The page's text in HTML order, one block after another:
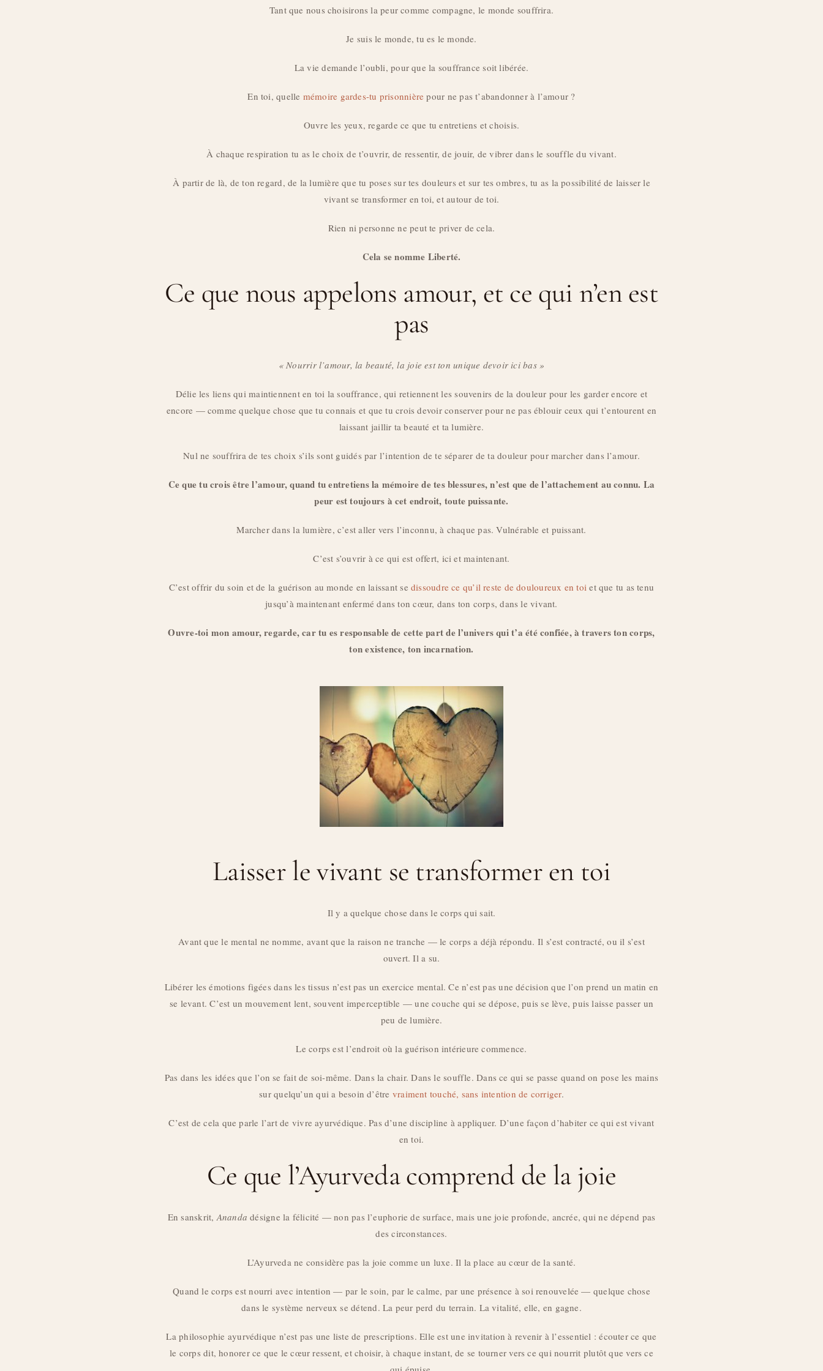
Tant que nous choisirons la peur comme compagne, le monde souffrira.
Je suis le monde, tu es le monde.
La vie demande l’oubli, pour que la souffrance soit libérée.
En toi, quelle mémoire gardes-tu prisonnière pour ne pas t’abandonner à l’amour ?
Ouvre les yeux, regarde ce que tu entretiens et choisis.
À chaque respiration tu as le choix de t’ouvrir, de ressentir, de jouir, de vibrer dans le souffle du vivant.
À partir de là, de ton regard, de la lumière que tu poses sur tes douleurs et sur tes ombres, tu as la possibilité de laisser le
vivant se transformer en toi, et autour de toi.
Rien ni personne ne peut te priver de cela.
Cela se nomme Liberté.
Ce que nous appelons amour, et ce qui n’en est
pas
« Nourrir l’amour, la beauté, la joie est ton unique devoir ici bas »
Délie les liens qui maintiennent en toi la souffrance, qui retiennent les souvenirs de la douleur pour les garder encore et
encore — comme quelque chose que tu connais et que tu crois devoir conserver pour ne pas éblouir ceux qui t’entourent en
laissant jaillir ta beauté et ta lumière.
Nul ne souffrira de tes choix s’ils sont guidés par l’intention de te séparer de ta douleur pour marcher dans l’amour.
Ce que tu crois être l’amour, quand tu entretiens la mémoire de tes blessures, n’est que de l’attachement au connu. La
peur est toujours à cet endroit, toute puissante.
Marcher dans la lumière, c’est aller vers l’inconnu, à chaque pas. Vulnérable et puissant.
C’est s’ouvrir à ce qui est offert, ici et maintenant.
C’est offrir du soin et de la guérison au monde en laissant se dissoudre ce qu’il reste de douloureux en toi et que tu as tenu
jusqu’à maintenant enfermé dans ton cœur, dans ton corps, dans le vivant.
Ouvre-toi mon amour, regarde, car tu es responsable de cette part de l’univers qui t’a été confiée, à travers ton corps,
ton existence, ton incarnation.
Laisser le vivant se transformer en toi
Il y a quelque chose dans le corps qui sait.
Avant que le mental ne nomme, avant que la raison ne tranche — le corps a déjà répondu. Il s’est contracté, ou il s’est
ouvert. Il a su.
Libérer les émotions figées dans les tissus n’est pas un exercice mental. Ce n’est pas une décision que l’on prend un matin en
se levant. C’est un mouvement lent, souvent imperceptible — une couche qui se dépose, puis se lève, puis laisse passer un
peu de lumière.
Le corps est l’endroit où la guérison intérieure commence.
Pas dans les idées que l’on se fait de soi-même. Dans la chair. Dans le souffle. Dans ce qui se passe quand on pose les mains
sur quelqu’un qui a besoin d’être vraiment touché, sans intention de corriger.
C’est de cela que parle l’art de vivre ayurvédique. Pas d’une discipline à appliquer. D’une façon d’habiter ce qui est vivant
en toi.
Ce que l’Ayurveda comprend de la joie
En sanskrit, Ananda désigne la félicité — non pas l’euphorie de surface, mais une joie profonde, ancrée, qui ne dépend pas
des circonstances.
L’Ayurveda ne considère pas la joie comme un luxe. Il la place au cœur de la santé.
Quand le corps est nourri avec intention — par le soin, par le calme, par une présence à soi renouvelée — quelque chose
dans le système nerveux se détend. La peur perd du terrain. La vitalité, elle, en gagne.
La philosophie ayurvédique n’est pas une liste de prescriptions. Elle est une invitation à revenir à l’essentiel : écouter ce que
le corps dit, honorer ce que le cœur ressent, et choisir, à chaque instant, de se tourner vers ce qui nourrit plutôt que vers ce